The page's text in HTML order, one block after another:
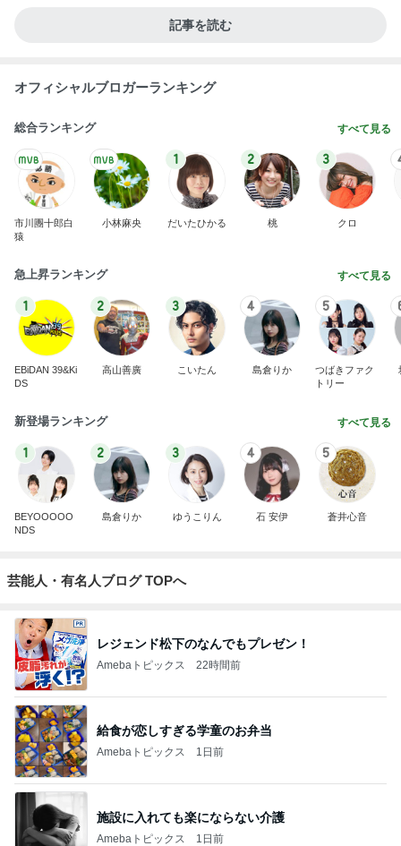
記事を読む
オフィシャルブロガーランキング
総合ランキング すべて見る
市川團十郎白
猿
小林麻央
1
だいたひかる
2
桃
3
クロ
急上昇ランキング すべて見る
1
EBiDAN 39&Ki
DS
2
高山善廣
3
こいたん
4
島倉りか
5
つばきファク
トリー
新登場ランキング すべて見る
1
BEYOOOOO
NDS
2
島倉りか
3
ゆうこりん
4
石 安伊
5
蒼井心音
芸能人・有名人ブログ TOPへ
レジェンド松下のなんでもプレゼン！
Amebaトピックス 22時間前
給食が恋しすぎる学童のお弁当
Amebaトピックス 1日前
施設に入れても楽にならない介護
Amebaトピックス 1日前